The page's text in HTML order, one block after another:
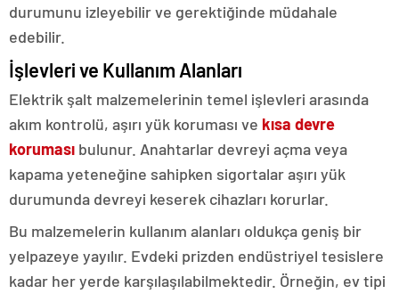
durumunu izleyebilir ve gerektiğinde müdahale
edebilir.
İşlevleri ve Kullanım Alanları
Elektrik şalt malzemelerinin temel işlevleri arasında
akım kontrolü, aşırı yük koruması ve kısa devre
koruması bulunur. Anahtarlar devreyi açma veya
kapama yeteneğine sahipken sigortalar aşırı yük
durumunda devreyi keserek cihazları korurlar.
Bu malzemelerin kullanım alanları oldukça geniş bir
yelpazeye yayılır. Evdeki prizden endüstriyel tesislere
kadar her yerde karşılaşılabilmektedir. Örneğin, ev tipi